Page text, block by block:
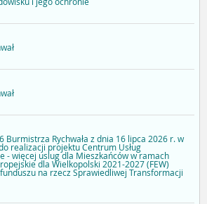
Burmistrza Rychwała z dnia 16 lipca 2026 r. w
realizacji projektu Centrum Usług
- więcej uslug dla Mieszkańców w ramach
dla Wielkopolski 2021-2027 (FEW)
na rzecz Sprawiedliwej Transformacji